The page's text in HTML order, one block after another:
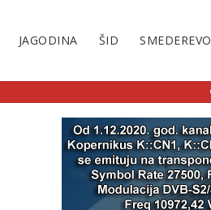
JAGODINA ŠID SMEDEREVO